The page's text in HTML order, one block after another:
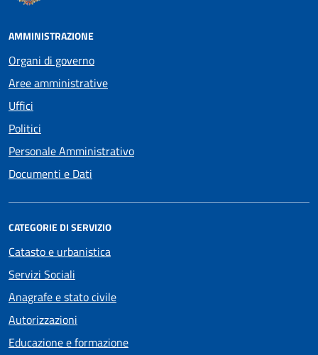
AMMINISTRAZIONE
Organi di governo
Aree amministrative
Uffici
Politici
Personale Amministrativo
Documenti e Dati
CATEGORIE DI SERVIZIO
Catasto e urbanistica
Servizi Sociali
Anagrafe e stato civile
Autorizzazioni
Educazione e formazione